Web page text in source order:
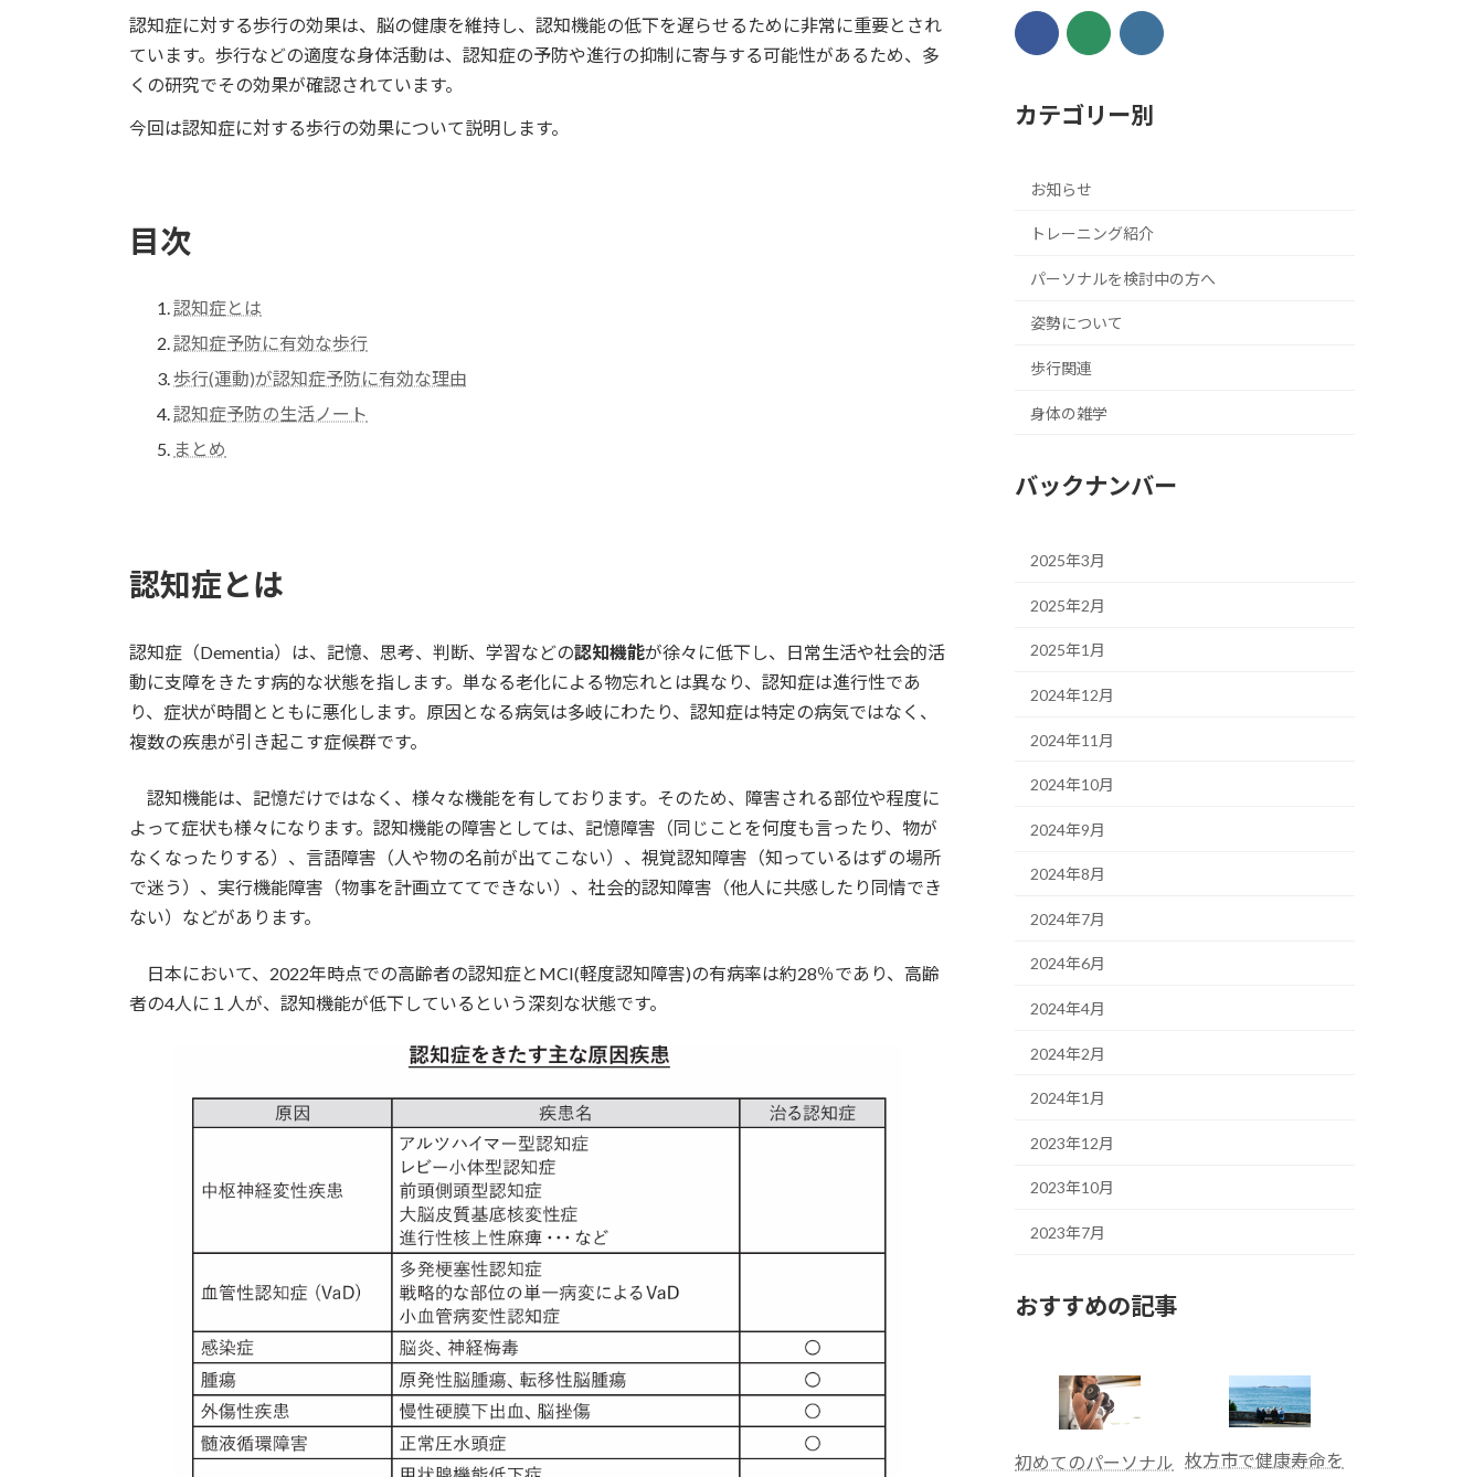
認知症に対する歩行の効果は、脳の健康を維持し、認知機能の低下を遅らせるために非常に重要とされ
ています。歩行などの適度な身体活動は、認知症の予防や進行の抑制に寄与する可能性があるため、多
くの研究でその効果が確認されています。
今回は認知症に対する歩行の効果について説明します。
目次
認知症とは
認知症予防に有効な歩行
歩行(運動)が認知症予防に有効な理由
認知症予防の生活ノート
まとめ
認知症とは
認知症（Dementia）は、記憶、思考、判断、学習などの認知機能が徐々に低下し、日常生活や社会的活
動に支障をきたす病的な状態を指します。単なる老化による物忘れとは異なり、認知症は進行性であ
り、症状が時間とともに悪化します。原因となる病気は多岐にわたり、認知症は特定の病気ではなく、
複数の疾患が引き起こす症候群です。
認知機能は、記憶だけではなく、様々な機能を有しております。そのため、障害される部位や程度に
よって症状も様々になります。認知機能の障害としては、記憶障害（同じことを何度も言ったり、物が
なくなったりする）、言語障害（人や物の名前が出てこない）、視覚認知障害（知っているはずの場所
で迷う）、実行機能障害（物事を計画立ててできない）、社会的認知障害（他人に共感したり同情でき
ない）などがあります。
日本において、2022年時点での高齢者の認知症とMCI(軽度認知障害)の有病率は約28％であり、高齢
者の4人に１人が、認知機能が低下しているという深刻な状態です。
カテゴリー別
お知らせ
トレーニング紹介
パーソナルを検討中の方へ
姿勢について
歩行関連
身体の雑学
バックナンバー
2025年3月
2025年2月
2025年1月
2024年12月
2024年11月
2024年10月
2024年9月
2024年8月
2024年7月
2024年6月
2024年4月
2024年2月
2024年1月
2023年12月
2023年10月
2023年7月
おすすめの記事
初めてのパーソナル 枚方市で健康寿命を